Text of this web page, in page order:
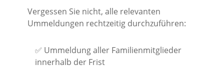
Vergessen Sie nicht, alle relevanten
Ummeldungen rechtzeitig durchzuführen:
✅ Ummeldung aller Familienmitglieder
innerhalb der Frist